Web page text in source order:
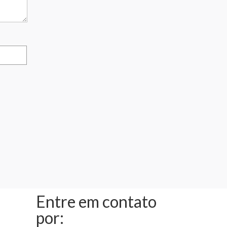
Entre em contato
por: